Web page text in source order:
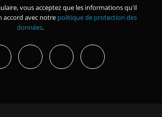
vous acceptez que les informations qu'il
accord avec notre politique de protection des
données.